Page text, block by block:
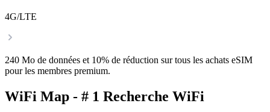
4G/LTE
240 Mo de données et 10% de réduction sur tous les achats eSIM
pour les membres premium.
WiFi Map - # 1 Recherche WiFi